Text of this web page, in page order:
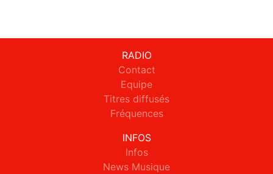
RADIO
Contact
Equipe
Titres diffusés
Fréquences
INFOS
Infos
News Musique